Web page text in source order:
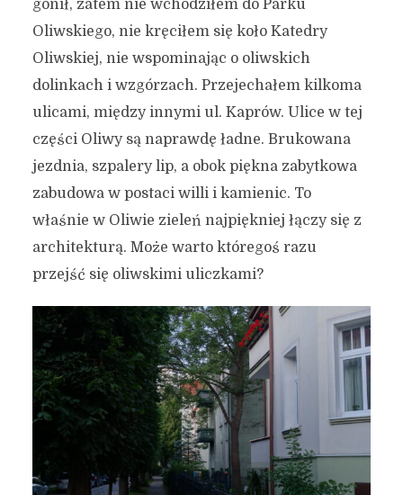
gonił, zatem nie wchodziłem do Parku
Oliwskiego, nie kręciłem się koło Katedry
Oliwskiej, nie wspominając o oliwskich
dolinkach i wzgórzach. Przejechałem kilkoma
ulicami, między innymi ul. Kaprów. Ulice w tej
części Oliwy są naprawdę ładne. Brukowana
jezdnia, szpalery lip, a obok piękna zabytkowa
zabudowa w postaci willi i kamienic. To
właśnie w Oliwie zieleń najpiękniej łączy się z
architekturą. Może warto któregoś razu
przejść się oliwskimi uliczkami?